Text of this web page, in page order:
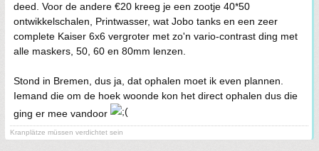
deed. Voor de andere €20 kreeg je een zootje 40*50
ontwikkelschalen, Printwasser, wat Jobo tanks en een zeer
complete Kaiser 6x6 vergroter met zo'n vario-contrast ding met
alle maskers, 50, 60 en 80mm lenzen.
Stond in Bremen, dus ja, dat ophalen moet ik even plannen.
Iemand die om de hoek woonde kon het direct ophalen dus die
ging er mee vandoor
Kranplätze müssen verdichtet sein